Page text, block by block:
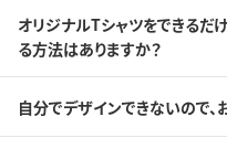
オリジナルTシャツをできるだ
る方法はありますか？
自分でデザインできないので、